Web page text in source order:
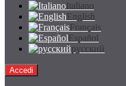
Italiano
English
Français
Español
русский
Accedi